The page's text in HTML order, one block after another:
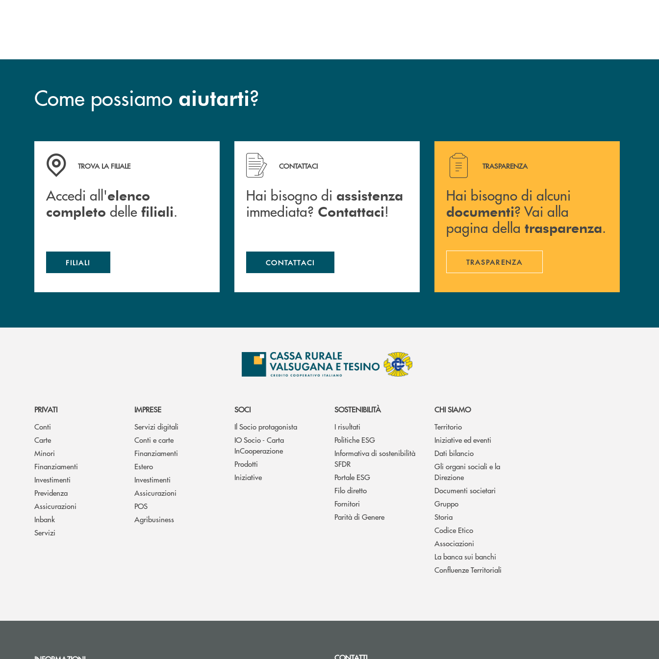
Come possiamo aiutarti?
Accedi all' elenco completo delle filiali .
TROVA LA FILIALE
Accedi all'elenco
completo delle filiali.
FILIALI
Hai bisogno di assistenza immediata? Contattaci !
CONTATTACI
Hai bisogno di assistenza
immediata? Contattaci!
CONTATTACI
Hai bisogno di alcuni documenti ? Vai alla pagina della
TRASPARENZA
Hai bisogno di alcuni
documenti? Vai alla
pagina della trasparenza.
TRASPARENZA
PRIVATI
Conti
Carte
Minori
Finanziamenti
Investimenti
Previdenza
Assicurazioni
Inbank
Servizi
IMPRESE
Servizi digitali
Conti e carte
Finanziamenti
Estero
Investimenti
Assicurazioni
POS
Agribusiness
SOCI
Il Socio protagonista
IO Socio - Carta
InCooperazione
Prodotti
Iniziative
SOSTENIBILITÀ
I risultati
Politiche ESG
Informativa di sostenibilità
SFDR
Portale ESG
Filo diretto
Fornitori
Parità di Genere
CHI SIAMO
Territorio
Iniziative ed eventi
Dati bilancio
Gli organi sociali e la
Direzione
Documenti societari
Gruppo
Storia
Codice Etico
Associazioni
La banca sui banchi
Confluenze Territoriali